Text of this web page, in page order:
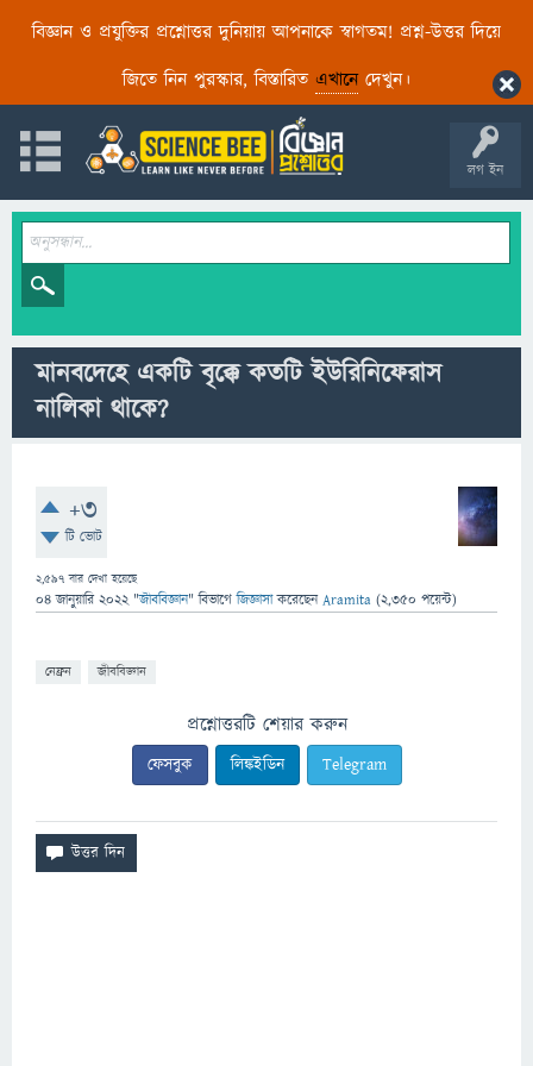
বিজ্ঞান ও প্রযুক্তির প্রশ্নোত্তর দুনিয়ায় আপনাকে স্বাগতম! প্রশ্ন-উত্তর দিয়ে
জিতে নিন পুরস্কার, বিস্তারিত এখানেদেখুন।
লগ ইন
মানবদেহে একটি বৃক্কে কতটি ইউরিনিফেরাস
নালিকা থাকে?
+3
টি ভোট
2,597 বার দেখা হয়েছে
04 জানুয়ারি 2022 "জীববিজ্ঞান" বিভাগে জিজ্ঞাসাকরেছেনAramita (2,350 পয়েন্ট)
নেফ্রন জীববিজ্ঞান
প্রশ্নোত্তরটি শেয়ার করুন
ফেসবুক লিঙ্কইডিন Telegram